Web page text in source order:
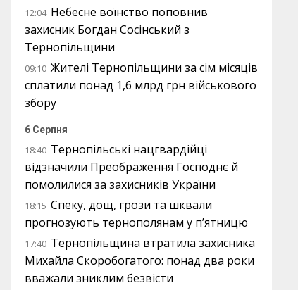
12:04 Небесне воїнство поповнив
захисник Богдан Сосінський з
Тернопільщини
09:10 Жителі Тернопільщини за сім місяців
сплатили понад 1,6 млрд грн військового
збору
6 Серпня
18:40 Тернопільські нацгвардійці
відзначили Преображення Господнє й
помолилися за захисників України
18:15 Спеку, дощ, грози та шквали
прогнозують тернополянам у п’ятницю
17:40 Тернопільщина втратила захисника
Михайла Скоробогатого: понад два роки
вважали зниклим безвісти